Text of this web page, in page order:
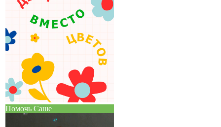
Помочь Саше